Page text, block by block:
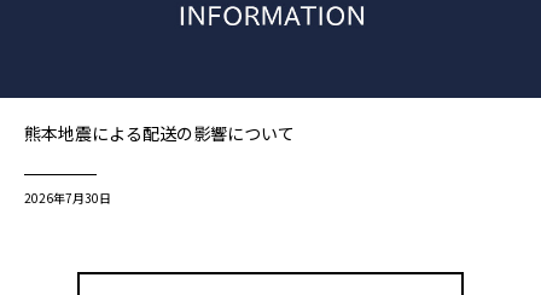
熊本地震による配送の影響について
2026年7月30日